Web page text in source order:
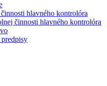
hlavného kontrolóra
činnosti hlavného kontrolóra